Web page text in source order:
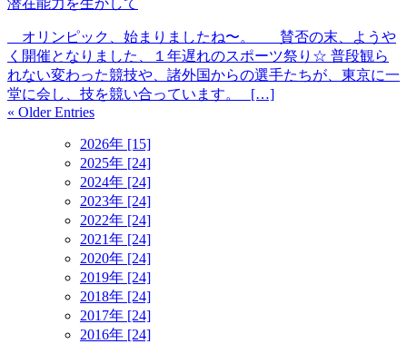
潜在能力を生かして
オリンピック、始まりましたね〜。 賛否の末、ようや
く開催となりました、１年遅れのスポーツ祭り☆ 普段観ら
れない変わった競技や、諸外国からの選手たちが、東京に一
堂に会し、技を競い合っています。 […]
« Older Entries
2026年 [15]
2025年 [24]
2024年 [24]
2023年 [24]
2022年 [24]
2021年 [24]
2020年 [24]
2019年 [24]
2018年 [24]
2017年 [24]
2016年 [24]